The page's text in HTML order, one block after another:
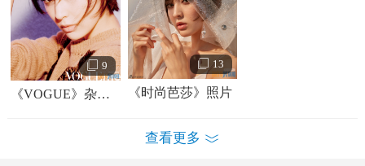
古力娜扎早年经历
古力娜扎，1992年5月2日出生于乌鲁木齐。从小在新疆
维吾尔族传统家庭长大的古力娜扎，被父母送到艺术学校
（新疆艺术学院）学习。一次意外的机会娜扎接触到舞蹈，
着。之后古力娜扎在街头被挖掘，兼职做了一名平面模特。
9
《VOGUE》杂志照
13
《时尚芭莎》照片
查看更多